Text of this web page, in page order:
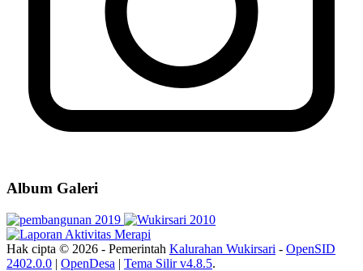
Album Galeri
Hak cipta © 2026 - Pemerintah Kalurahan Wukirsari - OpenSID
2402.0.0 | OpenDesa | Tema Silir v4.8.5.